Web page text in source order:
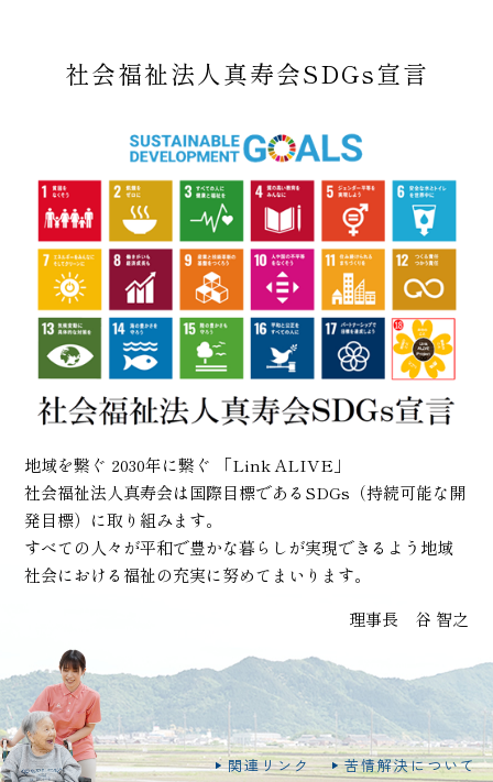
社会福祉法人真寿会SDGs宣言
地域を繋ぐ 2030年に繋ぐ 「Link ALIVE」
社会福祉法人真寿会は国際目標であるSDGs（持続可能な開
発目標）に取り組みます。
すべての人々が平和で豊かな暮らしが実現できるよう地域
社会における福祉の充実に努めてまいります。
理事長 谷 智之
関連リンク 苦情解決について